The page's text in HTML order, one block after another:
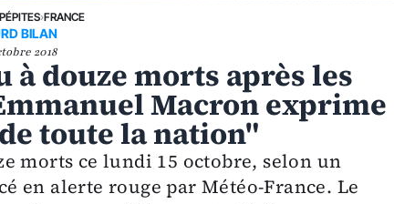
›FRANCE
BILAN
2018
douze morts après les
Macron exprime
toute la nation"
morts ce lundi 15 octobre, selon un
en alerte rouge par Météo-France. Le